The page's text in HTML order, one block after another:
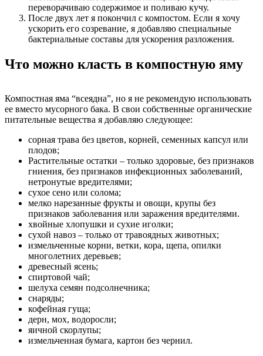
переворачиваю содержимое и поливаю кучу.
После двух лет я покончил с компостом. Если я хочу
ускорить его созревание, я добавляю специальные
бактериальные составы для ускорения разложения.
Что можно класть в компостную яму
Компостная яма “всеядна”, но я не рекомендую использовать
ее вместо мусорного бака. В свои собственные органические
питательные вещества я добавляю следующее:
сорная трава без цветов, корней, семенных капсул или
плодов;
Растительные остатки – только здоровые, без признаков
гниения, без признаков инфекционных заболеваний,
нетронутые вредителями;
сухое сено или солома;
мелко нарезанные фрукты и овощи, крупы без
признаков заболевания или заражения вредителями.
хвойные хлопушки и сухие иголки;
сухой навоз – только от травоядных животных;
измельченные корни, ветки, кора, щепа, опилки
многолетних деревьев;
древесный ясень;
спиртовой чай;
шелуха семян подсолнечника;
снаряды;
кофейная гуща;
дерн, мох, водоросли;
яичной скорлупы;
измельченная бумага, картон без чернил.